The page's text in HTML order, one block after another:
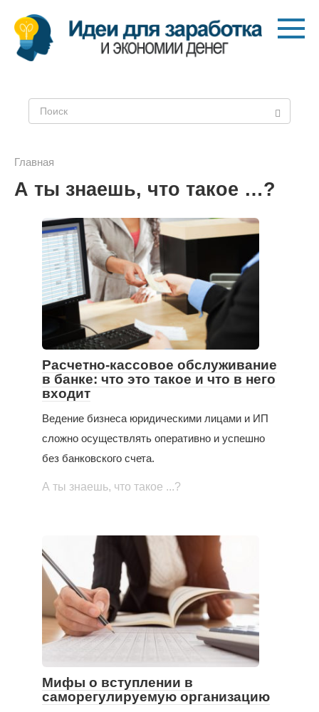
Перейти
контенту
Главная
А ты знаешь, что такое …?
Расчетно-кассовое обслуживание
в банке: что это такое и что в него
входит
Ведение бизнеса юридическими лицами и ИП
сложно осуществлять оперативно и успешно
без банковского счета.
А ты знаешь, что такое ...?
Мифы о вступлении в
саморегулируемую организацию